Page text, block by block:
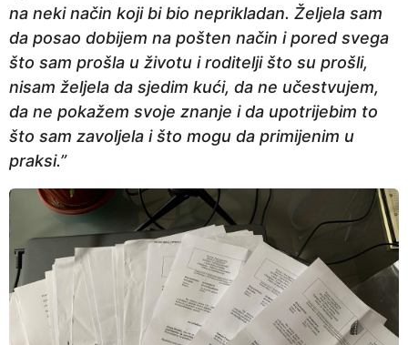
na neki način koji bi bio neprikladan. Željela sam
da posao dobijem na pošten način i pored svega
što sam prošla u životu i roditelji što su prošli,
nisam željela da sjedim kući, da ne učestvujem,
da ne pokažem svoje znanje i da upotrijebim to
što sam zavoljela i što mogu da primijenim u
praksi.”